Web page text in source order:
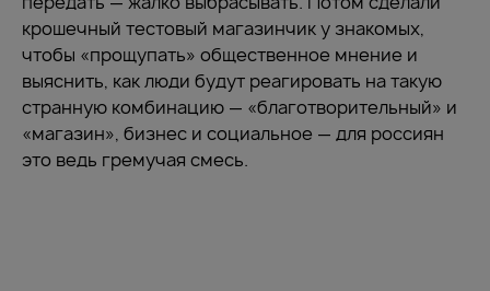
крошечный тестовый магазинчик у знакомых,
чтобы «прощупать» общественное мнение и
выяснить, как люди будут реагировать на такую
странную комбинацию — «благотворительный» и
«магазин», бизнес и социальное — для россиян
это ведь гремучая смесь.